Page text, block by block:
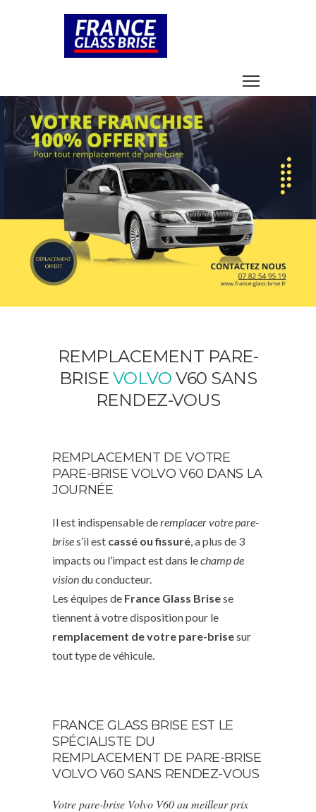
REMPLACEMENT PARE-
BRISE VOLVO V60 SANS
RENDEZ-VOUS
REMPLACEMENT DE VOTRE
PARE-BRISE VOLVO V60 DANS LA
JOURNÉE
Il est indispensable deremplacer votre pare-
brises’il est cassé ou fissuré , a plus de 3
impacts ou l’impact est dans lechamp de
visiondu conducteur.
Les équipes de France Glass Brisese
tiennent à votre disposition pour le
remplacement de votre pare-brisesur
tout type de véhicule.
FRANCE GLASS BRISE EST LE
SPÉCIALISTE DU
REMPLACEMENT DE PARE-BRISE
VOLVO V60 SANS RENDEZ-VOUS
Votre pare-brise Volvo V60 au meilleur prix